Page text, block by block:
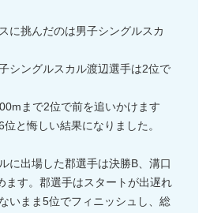
に挑んだのは男子シングルスカ
シングルスカル渡辺選手は2位で
まで2位で前を追いかけます
と悔しい結果になりました。
に出場した郡選手は決勝B、溝口
ます。郡選手はスタートが出遅れ
いまま5位でフィニッシュし、総